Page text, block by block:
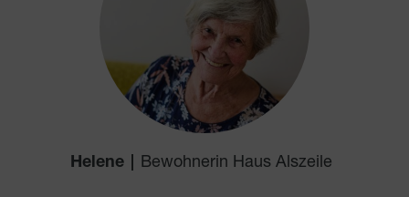
Helene Bewohnerin Haus Alszeile